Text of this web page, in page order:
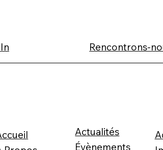
Rencontrons-
Actualités
Évènements